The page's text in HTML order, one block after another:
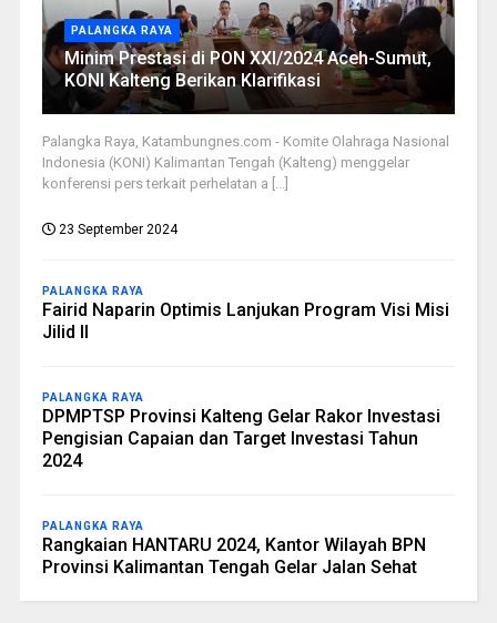
PALANGKA RAYA
Minim Prestasi di PON XXI/2024 Aceh-Sumut,
KONI Kalteng Berikan Klarifikasi
Palangka Raya, Katambungnes.com - Komite Olahraga Nasional
Indonesia (KONI) Kalimantan Tengah (Kalteng) menggelar
konferensi pers terkait perhelatan a [...]
23 September 2024
PALANGKA RAYA
Fairid Naparin Optimis Lanjukan Program Visi Misi
Jilid II
PALANGKA RAYA
DPMPTSP Provinsi Kalteng Gelar Rakor Investasi
Pengisian Capaian dan Target Investasi Tahun
2024
PALANGKA RAYA
Rangkaian HANTARU 2024, Kantor Wilayah BPN
Provinsi Kalimantan Tengah Gelar Jalan Sehat